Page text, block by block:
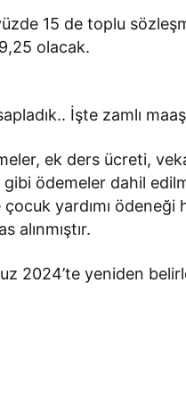
15 de toplu
olacak.
İşte zamlı
ek ders ücreti,
ödemeler dahil
yardımı ödeneği
alınmıştır.
2024’te yeniden